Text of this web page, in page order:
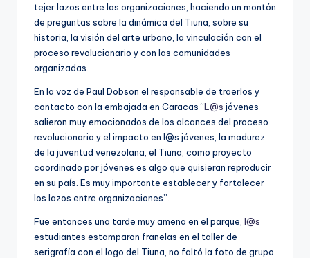
tejer lazos entre las organizaciones, haciendo un montón
de preguntas sobre la dinámica del Tiuna, sobre su
historia, la visión del arte urbano, la vinculación con el
proceso revolucionario y con las comunidades
organizadas.
En la voz de Paul Dobson el responsable de traerlos y
contacto con la embajada en Caracas “L@s jóvenes
salieron muy emocionados de los alcances del proceso
revolucionario y el impacto en l@s jóvenes, la madurez
de la juventud venezolana, el Tiuna, como proyecto
coordinado por jóvenes es algo que quisieran reproducir
en su país. Es muy importante establecer y fortalecer
los lazos entre organizaciones”.
Fue entonces una tarde muy amena en el parque, l@s
estudiantes estamparon franelas en el taller de
serigrafía con el logo del Tiuna, no faltó la foto de grupo